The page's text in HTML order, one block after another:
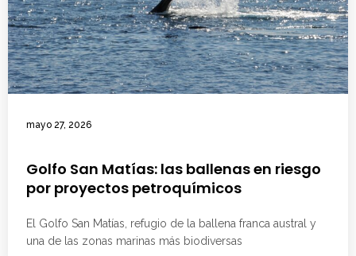
mayo 27, 2026
Golfo San Matías: las ballenas en riesgo
por proyectos petroquímicos
El Golfo San Matías, refugio de la ballena franca austral y
una de las zonas marinas más biodiversas